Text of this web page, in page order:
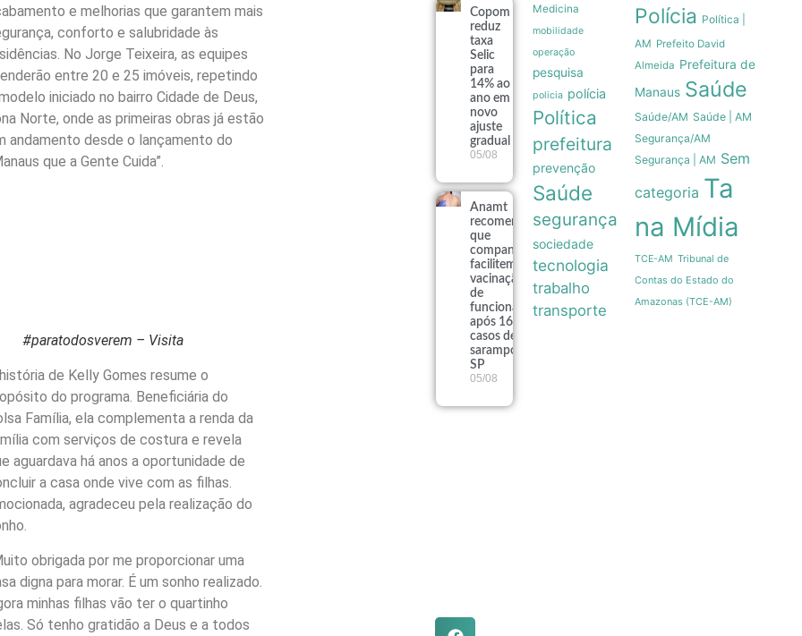
e melhorias que garantem mais
conforto e salubridade às
No Jorge Teixeira, as equipes
entre 20 e 25 imóveis, repetindo
iniciado no bairro Cidade de Deus,
Norte, onde as primeiras obras já estão
andamento desde o lançamento do
que a Gente Cuida”.
#paratodosverem – Visita
de Kelly Gomes resume o
do programa. Beneficiária do
Família, ela complementa a renda da
com serviços de costura e revela
aguardava há anos a oportunidade de
a casa onde vive com as filhas.
agradeceu pela realização do
obrigada por me proporcionar uma
digna para morar. É um sonho realizado.
minhas filhas vão ter o quartinho
Só tenho gratidão a Deus e a todos
Copom
reduz
taxa
Selic
para
14% ao
ano em
novo
ajuste
gradual
05/08
Anamt
recomenda
que
companhias
facilitem
vacinação
de
funcionários
após 16
casos de
sarampo em
SP
05/08
Medicina
mobilidade
operação
pesquisa
policia polícia
Política
prefeitura
prevenção
Saúde
segurança
sociedade
tecnologia
trabalho
transporte
Polícia Política |
AM Prefeito David
Almeida Prefeitura de
Manaus Saúde
Saúde/AM Saúde | AM
Segurança/AM
Segurança | AM Sem
categoria Ta
na Mídia
TCE-AM Tribunal de
Contas do Estado do
Amazonas (TCE-AM)